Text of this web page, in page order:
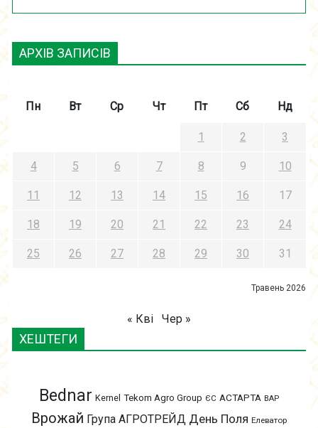
АРХІВ ЗАПИСІВ
Травень 2026
Пн Вт Ср Чт Пт Сб Нд
1 2 3
4 5 6 7 8 9 10
11 12 13 14 15 16 17
18 19 20 21 22 23 24
25 26 27 28 29 30 31
« Кві Чер »
ХЕШТЕГИ
Bednar Kernel Tekom Agro Group ЄС АСТАРТА ВАР
Врожай Група АГРОТРЕЙД День Поля Елеватор